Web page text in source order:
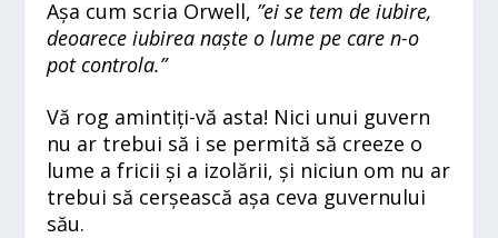
Așa cum scria Orwell, ”ei se tem de iubire,
deoarece iubirea naște o lume pe care n-o
pot controla.”
Vă rog amintiți-vă asta! Nici unui guvern
nu ar trebui să i se permită să creeze o
lume a fricii și a izolării, și niciun om nu ar
trebui să cerșească așa ceva guvernului
său.